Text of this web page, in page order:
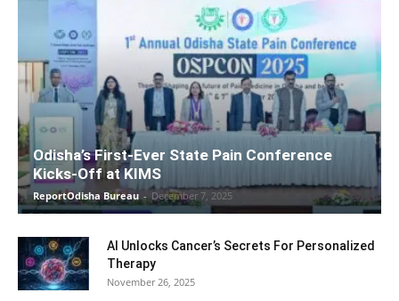
Odisha’s First-Ever State Pain Conference
Kicks-Off at KIMS
ReportOdisha Bureau - December 7, 2025
AI Unlocks Cancer’s Secrets For Personalized
Therapy
November 26, 2025